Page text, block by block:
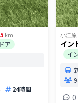
km
ア
24時間
小江
イン
イ
0